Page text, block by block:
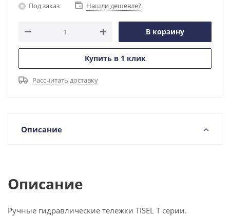
Под заказ Нашли дешевле?
В корзину
Купить в 1 клик
Рассчитать доставку
Описание
Описание
Ручные гидравлические тележки TISEL T серии.